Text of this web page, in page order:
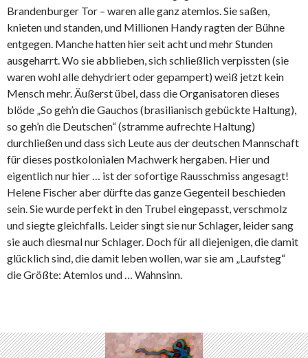
Brandenburger Tor – waren alle ganz atemlos. Sie saßen,
knieten und standen, und Millionen Handy ragten der Bühne
entgegen. Manche hatten hier seit acht und mehr Stunden
ausgeharrt. Wo sie abblieben, sich schließlich verpissten (sie
waren wohl alle dehydriert oder gepampert) weiß jetzt kein
Mensch mehr. Äußerst übel, dass die Organisatoren dieses
blöde „So geh’n die Gauchos (brasilianisch gebückte Haltung),
so geh’n die Deutschen“ (stramme aufrechte Haltung)
durchließen und dass sich Leute aus der deutschen Mannschaft
für dieses postkolonialen Machwerk hergaben. Hier und
eigentlich nur hier … ist der sofortige Rausschmiss angesagt!
Helene Fischer aber dürfte das ganze Gegenteil beschieden
sein. Sie wurde perfekt in den Trubel eingepasst, verschmolz
und siegte gleichfalls. Leider singt sie nur Schlager, leider sang
sie auch diesmal nur Schlager. Doch für all diejenigen, die damit
glücklich sind, die damit leben wollen, war sie am „Laufsteg“
die Größte: Atemlos und … Wahnsinn.